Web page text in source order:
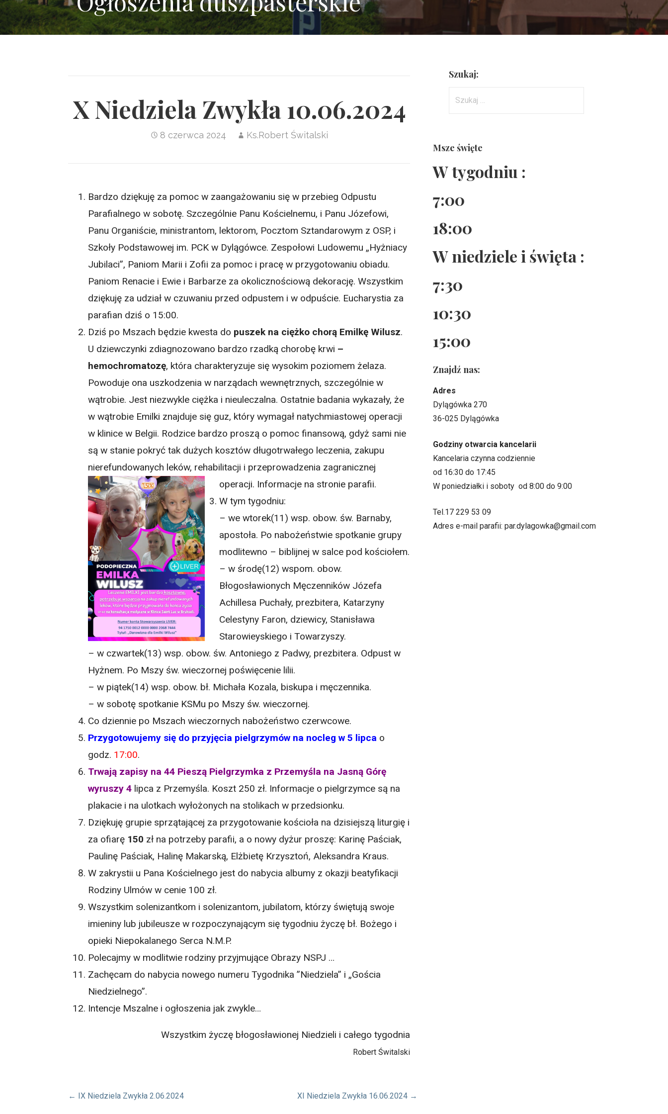
X Niedziela Zwykła 10.06.2024
8 czerwca 2024 Ks.Robert Świtalski
Bardzo dziękuję za pomoc w zaangażowaniu się w przebieg Odpustu
Parafialnego w sobotę. Szczególnie Panu Kościelnemu, i Panu Józefowi,
Panu Organiście, ministrantom, lektorom, Pocztom Sztandarowym z OSP, i
Szkoły Podstawowej im. PCK w Dylągówce. Zespołowi Ludowemu „Hyżniacy
Jubilaci”, Paniom Marii i Zofii za pomoc i pracę w przygotowaniu obiadu.
Paniom Renacie i Ewie i Barbarze za okolicznościową dekorację. Wszystkim
dziękuję za udział w czuwaniu przed odpustem i w odpuście. Eucharystia za
parafian dziś o 15:00.
Dziś po Mszach będzie kwesta do puszek na ciężko chorą Emilkę Wilusz.
U dziewczynki zdiagnozowano bardzo rzadką chorobę krwi –
hemochromatozę, która charakteryzuje się wysokim poziomem żelaza.
Powoduje ona uszkodzenia w narządach wewnętrznych, szczególnie w
wątrobie. Jest niezwykle ciężka i nieuleczalna. Ostatnie badania wykazały, że
w wątrobie Emilki znajduje się guz, który wymagał natychmiastowej operacji
w klinice w Belgii. Rodzice bardzo proszą o pomoc finansową, gdyż sami nie
są w stanie pokryć tak dużych kosztów długotrwałego leczenia, zakupu
nierefundowanych leków, rehabilitacji i przeprowadzenia zagranicznej
operacji. Informacje na stronie parafii.
W tym tygodniu:
– we wtorek(11) wsp. obow. św. Barnaby,
apostoła. Po nabożeństwie spotkanie grupy
modlitewno – biblijnej w salce pod kościołem.
– w środę(12) wspom. obow.
Błogosławionych Męczenników Józefa
Achillesa Puchały, prezbitera, Katarzyny
Celestyny Faron, dziewicy, Stanisława
Starowieyskiego i Towarzyszy.
– w czwartek(13) wsp. obow. św. Antoniego z Padwy, prezbitera. Odpust w
Hyżnem. Po Mszy św. wieczornej poświęcenie lilii.
– w piątek(14) wsp. obow. bł. Michała Kozala, biskupa i męczennika.
– w sobotę spotkanie KSMu po Mszy św. wieczornej.
Co dziennie po Mszach wieczornych nabożeństwo czerwcowe.
Przygotowujemy się do przyjęcia pielgrzymów na nocleg w 5 lipca o
godz. 17:00.
Trwają zapisy na 44 Pieszą Pielgrzymka z Przemyśla na Jasną Górę
wyruszy 4 lipca z Przemyśla. Koszt 250 zł. Informacje o pielgrzymce są na
plakacie i na ulotkach wyłożonych na stolikach w przedsionku.
Dziękuję grupie sprzątającej za przygotowanie kościoła na dzisiejszą liturgię i
za ofiarę 150 zł na potrzeby parafii, a o nowy dyżur proszę: Karinę Paściak,
Paulinę Paściak, Halinę Makarską, Elżbietę Krzysztoń, Aleksandra Kraus.
W zakrystii u Pana Kościelnego jest do nabycia albumy z okazji beatyfikacji
Rodziny Ulmów w cenie 100 zł.
Wszystkim solenizantkom i solenizantom, jubilatom, którzy świętują swoje
imieniny lub jubileusze w rozpoczynającym się tygodniu życzę bł. Bożego i
opieki Niepokalanego Serca N.M.P.
Polecajmy w modlitwie rodziny przyjmujące Obrazy NSPJ …
Zachęcam do nabycia nowego numeru Tygodnika ”Niedziela” i „Gościa
Niedzielnego”.
Intencje Mszalne i ogłoszenia jak zwykle…
Wszystkim życzę błogosławionej Niedzieli i całego tygodnia
Robert Świtalski
Nawigacja
← IX Niedziela Zwykła 2.06.2024 XI Niedziela Zwykła 16.06.2024 →
Szukaj:
Msze święte
W tygodniu :
7:00
18:00
W niedziele i święta :
7:30
10:30
15:00
Znajdź nas:
Adres
Dylągówka 270
36-025 Dylągówka
Godziny otwarcia kancelarii
Kancelaria czynna codziennie
od 16:30 do 17:45
W poniedziałki i soboty od 8:00 do 9:00
Tel.17 229 53 09
Adres e-mail parafii: par.dylagowka@gmail.com